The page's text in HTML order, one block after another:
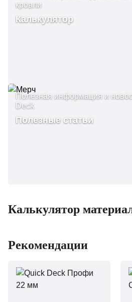
кровли
Калькулятор
Полезная информация и
Deck
Полезные статьи
Калькулятор
Рекомендации